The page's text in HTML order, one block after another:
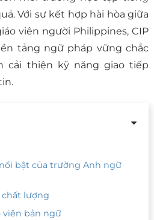
Với sự kết hợp hài hòa giữa
viên người Philippines, CIP
tảng ngữ pháp vững chắc
cải thiện kỹ năng giao tiếp
bật của trường Anh ngữ
chất lượng
viên bản ngữ